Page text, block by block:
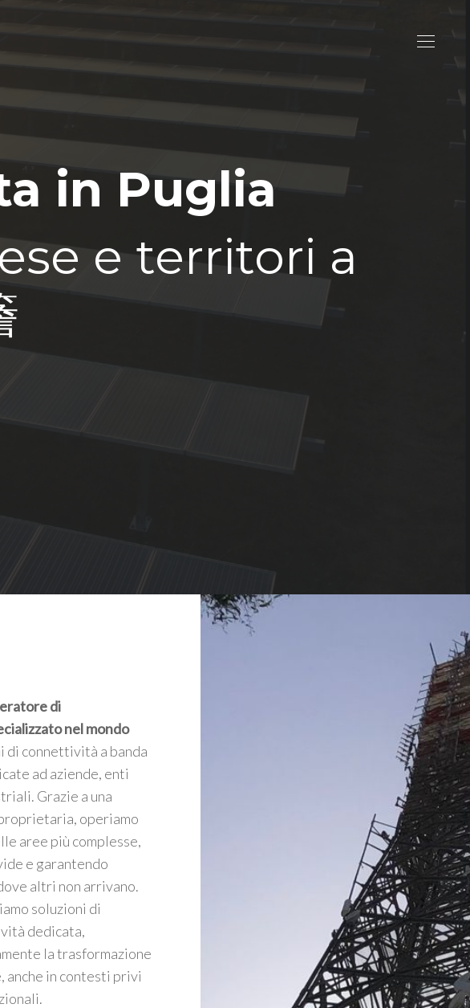
in Puglia
e territori a
di
nel mondo
di connettività a banda
ad aziende, enti
Grazie a una
operiamo
aree più complesse,
e garantendo
altri non arrivano.
soluzioni di
dedicata,
la trasformazione
in contesti privi